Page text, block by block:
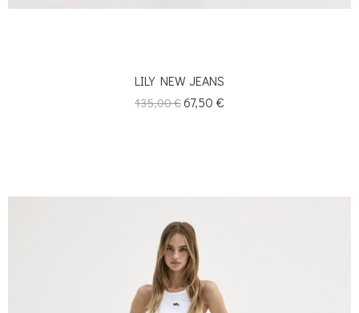
LILY NEW JEANS
Κανονική
135,00 € Τιμή
67,50 €